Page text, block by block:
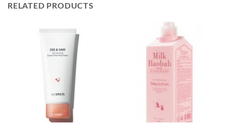
RELATED PRODUCTS